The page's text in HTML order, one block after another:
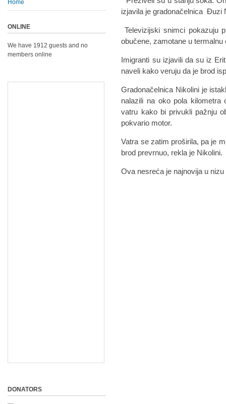
izjavila je gradonačelnica Đuzi
Televizijski snimci pokazuju
obučene, zamotane u termalnu
Imigranti su izjavili da su iz
naveli kako veruju da je brod
Gradonačelnica Nikolini je
nalazili na oko pola kilometra
vatru kako bi privukli pažnju
pokvario motor.
Vatra se zatim proširila, pa je
brod prevrnuo, rekla je Nikolini.
Ova nesreća je najnovija u
Home
ONLINE
We have 1912 guests and no
members online
DONATORS